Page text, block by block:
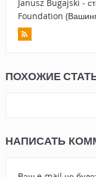
Janusz Bugajski -
Foundation
ПОХОЖИЕ
НАПИСАТЬ